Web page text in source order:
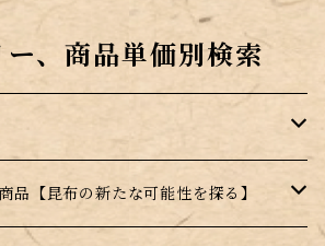
ー、商品単価別検索
品【昆布の新たな可能性を探る】